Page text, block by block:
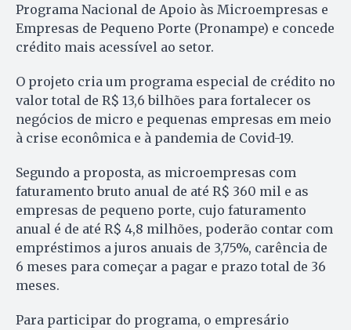
Programa Nacional de Apoio às Microempresas e
Empresas de Pequeno Porte (Pronampe) e concede
crédito mais acessível ao setor.
O projeto cria um programa especial de crédito no
valor total de R$ 13,6 bilhões para fortalecer os
negócios de micro e pequenas empresas em meio
à crise econômica e à pandemia de Covid-19.
Segundo a proposta, as microempresas com
faturamento bruto anual de até R$ 360 mil e as
empresas de pequeno porte, cujo faturamento
anual é de até R$ 4,8 milhões, poderão contar com
empréstimos a juros anuais de 3,75%, carência de
6 meses para começar a pagar e prazo total de 36
meses.
Para participar do programa, o empresário